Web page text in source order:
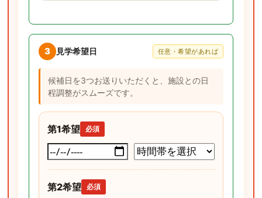
3 見学希望日 任意・希望があれば
候補日を3つお送りいただくと、施設との日
程調整がスムーズです。
第1希望 必須
第2希望 必須